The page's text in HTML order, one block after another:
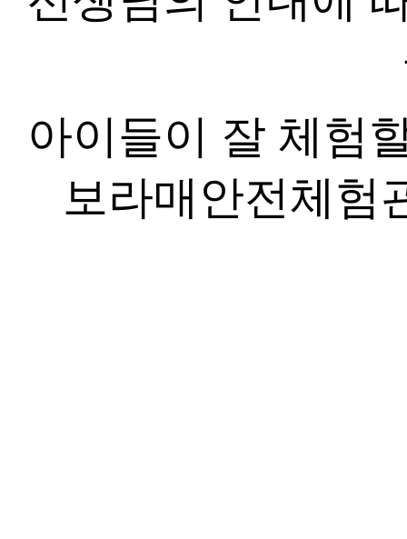
아이들이 잘 체험
보라매안전체험